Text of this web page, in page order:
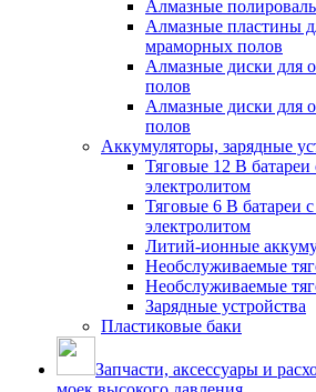
Алмазные
Алмазные пластины
мраморных полов
Алмазные диски для
полов
Алмазные диски для
полов
Аккумуляторы, зарядные
Тяговые 12 В
электролитом
Тяговые 6 В батареи
электролитом
Литий-ионные
Необслуживаемые
Необслуживаемые
Зарядные устройства
Пластиковые баки
Запчасти, аксессуары и